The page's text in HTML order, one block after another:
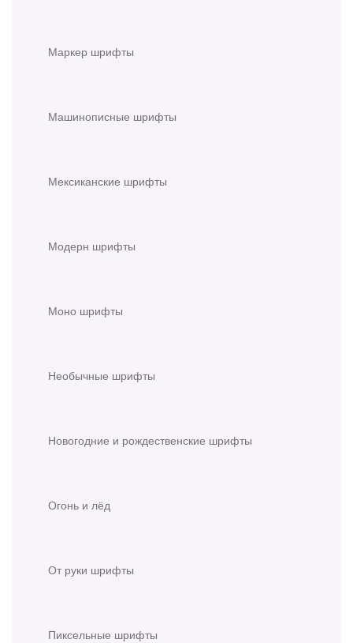
Маркер шрифты
Машинописные шрифты
Мексиканские шрифты
Модерн шрифты
Моно шрифты
Необычные шрифты
Новогодние и рождественские шрифты
Огонь и лёд
От руки шрифты
Пиксельные шрифты